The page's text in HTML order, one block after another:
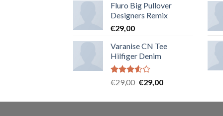
sur 5
Fluro Big Pullover
Designers Remix
€29,00
Varanise CN Tee
Hilfiger Denim
Note
sur
€29,00 €29,00